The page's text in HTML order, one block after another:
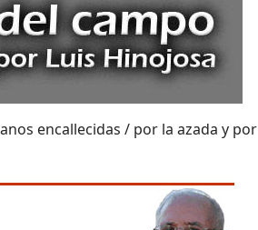
encallecidas / por la azada y por